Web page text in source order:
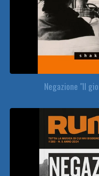
Negazione "Il